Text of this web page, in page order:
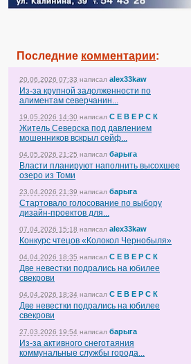
Последние комментарии:
20.06.2026 07:33 написал alex33kaw
Из-за крупной задолженности по
алиментам северчанин...
19.05.2026 14:30 написал С Е В Е Р С К
Житель Северска под давлением
мошенников вскрыл сейф...
04.05.2026 21:25 написал барыга
Власти планируют наполнить высохшее
озеро из Томи
23.04.2026 21:39 написал барыга
Стартовало голосование по выбору
дизайн-проектов для...
07.04.2026 15:18 написал alex33kaw
Конкурс чтецов «Колокол Чернобыля»
04.04.2026 18:35 написал С Е В Е Р С К
Две невестки подрались на юбилее
свекрови
04.04.2026 18:34 написал С Е В Е Р С К
Две невестки подрались на юбилее
свекрови
27.03.2026 19:54 написал барыга
Из-за активного снеготаяния
коммунальные службы города...